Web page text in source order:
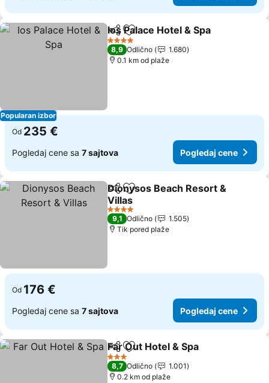
Popularan izbor
Deli Dodati u favorite
Ios Palace Hotel & Spa
4 Zvezdice
8,9 Odlično
1.680
0.1 km od plaže
Od 235 €
Pogledaj cene sa 7 sajtova Pogledaj cene
Deli Dodati u favorite
Dionysos Beach Resort &
Villas
Pogledaj cene
4 Zvezdice
9,1 Odlično
1.505
Tik pored plaže
Od 176 €
Pogledaj cene sa 7 sajtova Pogledaj cene
Deli Dodati u favorite
Far Out Hotel & Spa
3 Zvezdice
8,7 Odlično
1.001
0.2 km od plaže